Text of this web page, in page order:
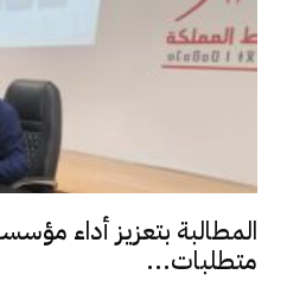
المطالبة بتعزيز أداء
متطلبات...